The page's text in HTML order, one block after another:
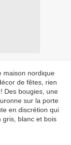
maison nordique
de fêtes, rien
Des bougies, une
sur la porte
en discrétion qui
gris, blanc et bois